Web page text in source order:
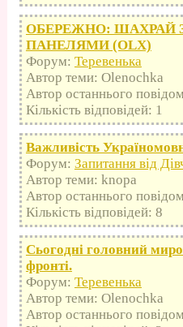
ОБЕРЕЖНО: ШАХРАЙ
ПАНЕЛЯМИ (OLX)
Форум: Теревенька
Автор теми: Olenochka
Автор останнього
Кількість відповідей: 1
Важливість
Форум: Запитання від
Автор теми: knopa
Автор останнього
Кількість відповідей: 8
Сьогодні головний
фронті.
Форум: Теревенька
Автор теми: Olenochka
Автор останнього